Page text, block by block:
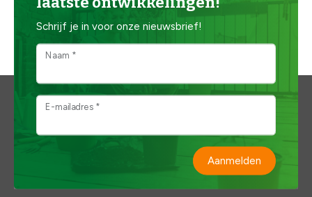
Schrijf je in voor onze nieuwsbrief!
Naam *
E-mailadres *
Aanmelden